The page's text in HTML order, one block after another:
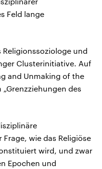
Feld lange
und
Clusterinitiative. Auf
and Unmaking of the
des
wie das Religiöse
wird, und zwar
Epochen und